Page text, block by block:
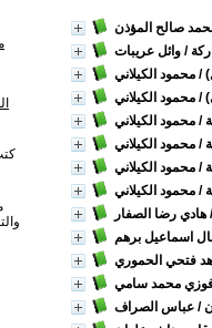
صالح المؤذن
/ وائل عريبات
/ محمود الكيلاني
/ محمود الكيلاني
/ محمود الكيلاني
/ محمود الكيلاني
/ محمود الكيلاني
/ محمود الكيلاني
هادي رضا الصفار
اسماعيل برهم
فتحي الحموري
محمد سامي
/ عباس الصراف